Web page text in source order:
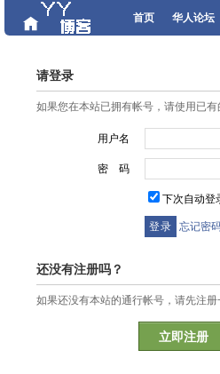
首页 华人论坛
请登录
如果您在本站已拥有帐号，请使用已
用户名
密 码
下次自动登
忘记密
还没有注册吗？
如果还没有本站的通行帐号，请先注册
立即注册